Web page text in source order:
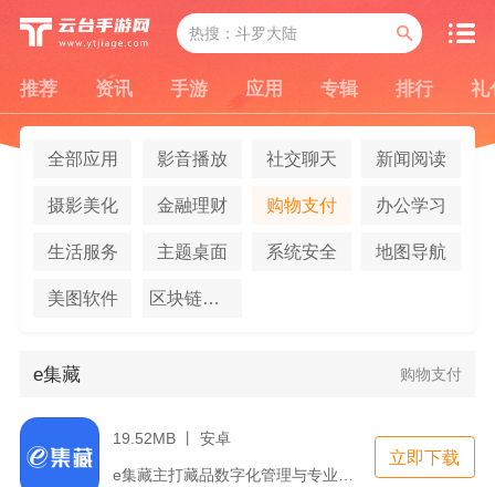
推荐 资讯 手游 应用 专辑 排行 礼
全部应用 影音播放 社交聊天 新闻阅读
摄影美化 金融理财 购物支付 办公学习
生活服务 主题桌面 系统安全 地图导航
美图软件 区块链应用
e集藏 购物支付
19.52MB 丨 安卓
立即下载